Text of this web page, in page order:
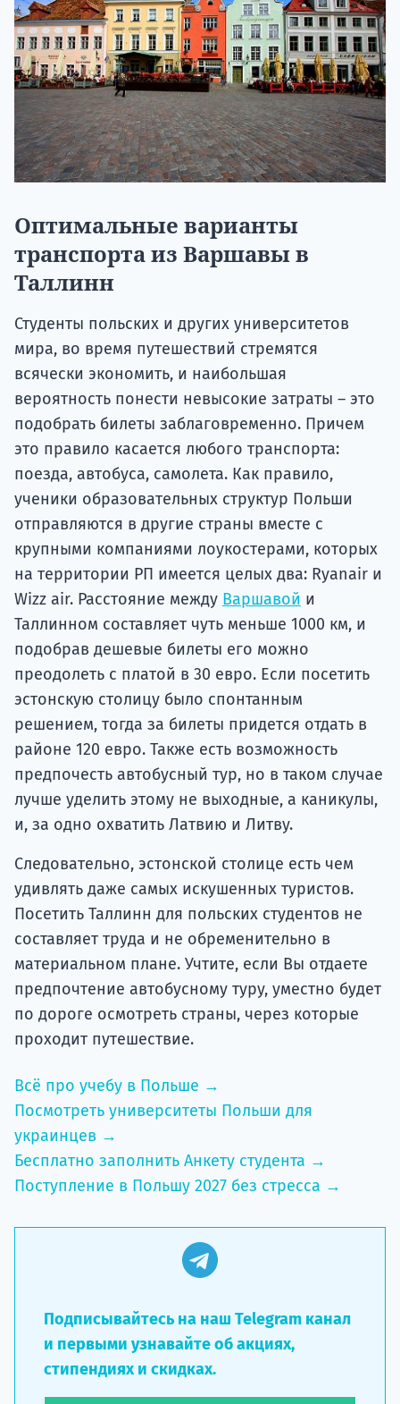
Оптимальные варианты
транспорта из Варшавы в
Таллинн
Студенты польских и других университетов
мира, во время путешествий стремятся
всячески экономить, и наибольшая
вероятность понести невысокие затраты – это
подобрать билеты заблаговременно. Причем
это правило касается любого транспорта:
поезда, автобуса, самолета. Как правило,
ученики образовательных структур Польши
отправляются в другие страны вместе с
крупными компаниями лоукостерами, которых
на территории РП имеется целых два: Ryanair и
Wizz air. Расстояние между Варшавой и
Таллинном составляет чуть меньше 1000 км, и
подобрав дешевые билеты его можно
преодолеть с платой в 30 евро. Если посетить
эстонскую столицу было спонтанным
решением, тогда за билеты придется отдать в
районе 120 евро. Также есть возможность
предпочесть автобусный тур, но в таком случае
лучше уделить этому не выходные, а каникулы,
и, за одно охватить Латвию и Литву.
Следовательно, эстонской столице есть чем
удивлять даже самых искушенных туристов.
Посетить Таллинн для польских студентов не
составляет труда и не обременительно в
материальном плане. Учтите, если Вы отдаете
предпочтение автобусному туру, уместно будет
по дороге осмотреть страны, через которые
проходит путешествие.
Всё про учебу в Польше →
Посмотреть университеты Польши для
украинцев →
Бесплатно заполнить Анкету студента →
Поступление в Польшу 2027 без стресса →
Подписывайтесь на наш Telegram канал
и первыми узнавайте об акциях,
стипендиях и скидках.